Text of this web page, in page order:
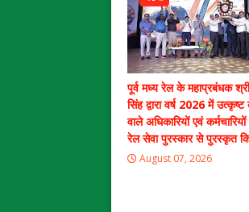
पूर्व मध्य रेल के महाप्रबंधक
सिंह द्वारा वर्ष 2026 में
वाले अधिकारियों एवं
रेल सेवा पुरस्कार से पुरस्कृत
August 07, 2026